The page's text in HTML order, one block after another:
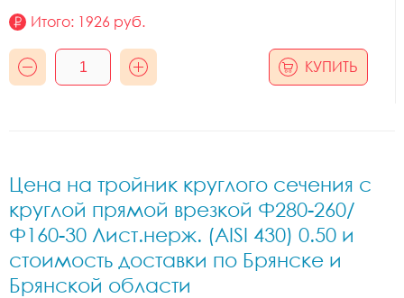
Итого: 1926 руб.
КУПИТЬ
Цена на тройник круглого сечения с
круглой прямой врезкой Ф280-260/
Ф160-30 Лист.нерж. (AISI 430) 0.50 и
стоимость доставки по Брянске и
Брянской области